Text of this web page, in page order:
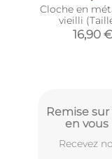
Cloche en
vieilli
16,90 €
Remise
en vous
Recevez